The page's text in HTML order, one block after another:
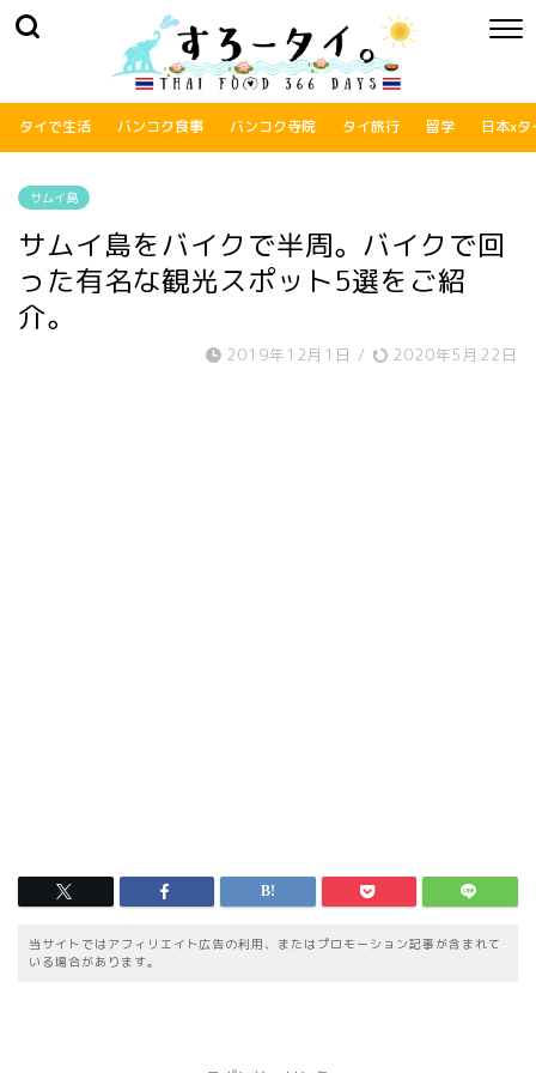
タイで生活 バンコク食事 バンコク寺院 タイ旅行 留学 日本xタ
サムイ島
サムイ島をバイクで半周。バイクで回
った有名な観光スポット5選をご紹
介。
2019年12月1日 / 2020年5月22日
当サイトではアフィリエイト広告の利用、またはプロモーション記事が含まれて
いる場合があります。